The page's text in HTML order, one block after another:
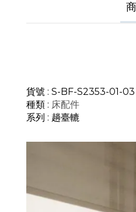
貨號 : S-BF-S2353-01-03
種類 : 床配件
系列 : 趟臺轆